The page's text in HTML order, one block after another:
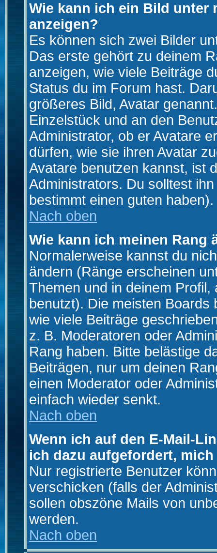
Wie kann ich ein Bild unter
anzeigen?
Es können sich zwei Bilder
Das erste gehört zu deinem
anzeigen, wie viele Beiträge
Status du im Forum hast.
größeres Bild, Avatar
Einzelstück und an den
Administrator, ob er Avatare
dürfen, wie sie ihren Avatar
Avatare benutzen kannst, ist
Administrators. Du solltest
bestimmt einen guten haben).
Nach oben
Wie kann ich meinen Rang
Normalerweise kannst du
ändern (Ränge erscheinen
Themen und in deinem
benutzt). Die meisten
wie viele Beiträge
z. B. Moderatoren oder
Rang haben. Bitte belästige
Beiträgen, nur um deinen
einen Moderator oder
einfach wieder senkt.
Nach oben
Wenn ich auf den E-Mail-
ich dazu aufgefordert,
Nur registrierte Benutzer
verschicken (falls der
sollen obszöne Mails von
werden.
Nach oben